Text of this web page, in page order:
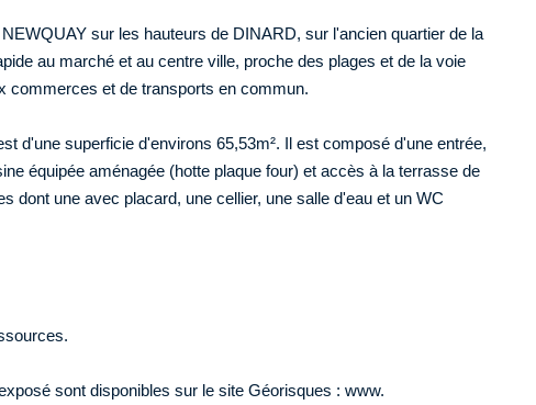
sur les hauteurs de DINARD, sur l'ancien quartier de la
au marché et au centre ville, proche des plages et de la voie
commerces et de transports en commun.
d'une superficie d'environs 65,53m². Il est composé d'une entrée,
équipée aménagée (hotte plaque four) et accès à la terrasse de
dont une avec placard, une cellier, une salle d'eau et un WC
sont disponibles sur le site Géorisques : www.